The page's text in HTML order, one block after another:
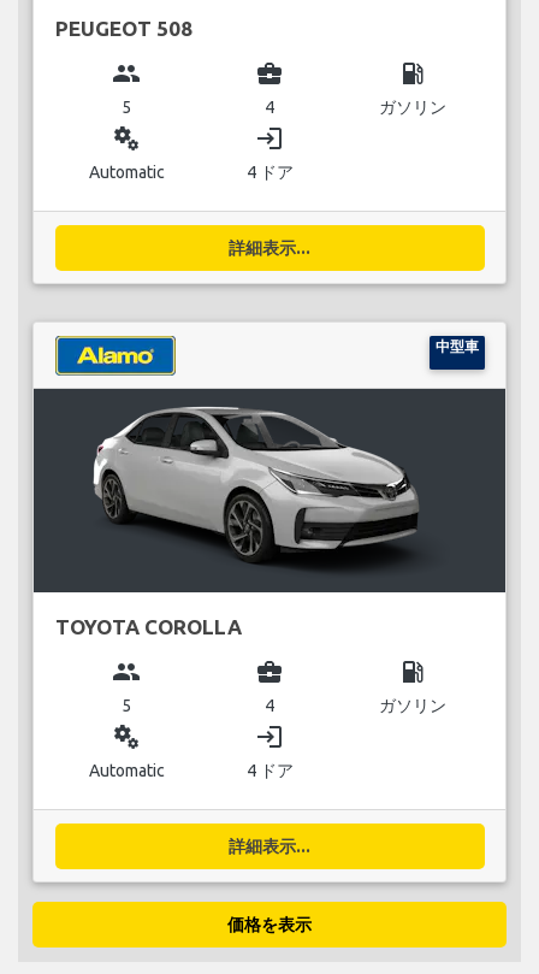
PEUGEOT 508
group
5
business_center
4
local_gas_station
ガソリン
miscellaneous_services
Automatic
login
4 ドア
詳細表示...
中型車
TOYOTA COROLLA
group
5
business_center
4
local_gas_station
ガソリン
miscellaneous_services
Automatic
login
4 ドア
詳細表示...
価格を表示